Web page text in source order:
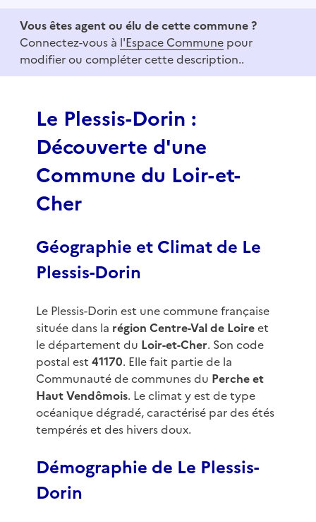
f
Vous êtes agent ou élu de cette commune ?
Connectez-vous à l'Espace Commune pour
modifier ou compléter cette description..
Le Plessis-Dorin :
Découverte d'une
Commune du Loir-et-
Cher
Géographie et Climat de Le
Plessis-Dorin
Le Plessis-Dorin est une commune française
située dans la région Centre-Val de Loireet
le département du Loir-et-Cher. Son code
postal est 41170. Elle fait partie de la
Communauté de communes du Perche et
Haut Vendômois. Le climat y est de type
océanique dégradé, caractérisé par des étés
tempérés et des hivers doux.
Démographie de Le Plessis-
Dorin